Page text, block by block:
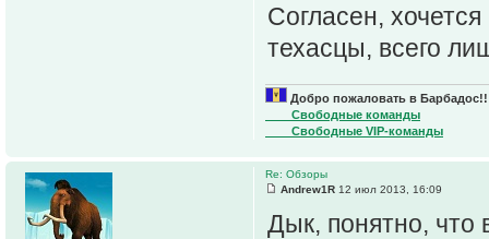
Согласен,
техасцы, всего
Добро пожаловать в
____Свободные команды
____Свободные VIP-команды
Re: Обзоры
Andrew1R 12 июл 2013, 16:09
Дык, понятно, что